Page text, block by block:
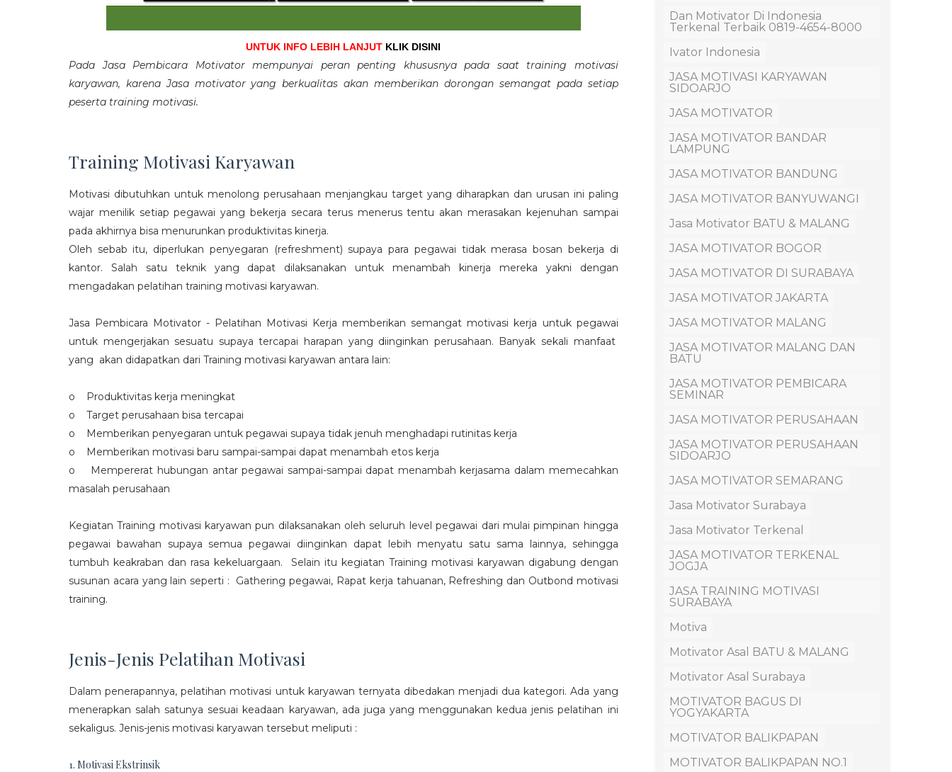
UNTUK INFO LEBIH LANJUT KLIK DISINI
Pada Jasa Pembicara Motivator mempunyai peran penting khususnya pada saat training motivasi
karyawan, karena Jasa motivator yang berkualitas akan memberikan dorongan semangat pada setiap
peserta training motivasi.
Training Motivasi Karyawan
Motivasi dibutuhkan untuk menolong perusahaan menjangkau target yang diharapkan dan urusan ini paling
wajar menilik setiap pegawai yang bekerja secara terus menerus tentu akan merasakan kejenuhan sampai
pada akhirnya bisa menurunkan produktivitas kinerja.
Oleh sebab itu, diperlukan penyegaran (refreshment) supaya para pegawai tidak merasa bosan bekerja di
kantor. Salah satu teknik yang dapat dilaksanakan untuk menambah kinerja mereka yakni dengan
mengadakan pelatihan training motivasi karyawan.
Jasa Pembicara Motivator - Pelatihan Motivasi Kerja memberikan semangat motivasi kerja untuk pegawai
untuk mengerjakan sesuatu supaya tercapai harapan yang diinginkan perusahaan. Banyak sekali manfaat
yang akan didapatkan dari Training motivasi karyawan antara lain:
o Produktivitas kerja meningkat
o Target perusahaan bisa tercapai
o Memberikan penyegaran untuk pegawai supaya tidak jenuh menghadapi rutinitas kerja
o Memberikan motivasi baru sampai-sampai dapat menambah etos kerja
o Mempererat hubungan antar pegawai sampai-sampai dapat menambah kerjasama dalam memecahkan
masalah perusahaan
Kegiatan Training motivasi karyawan pun dilaksanakan oleh seluruh level pegawai dari mulai pimpinan hingga
pegawai bawahan supaya semua pegawai diinginkan dapat lebih menyatu satu sama lainnya, sehingga
tumbuh keakraban dan rasa kekeluargaan. Selain itu kegiatan Training motivasi karyawan digabung dengan
susunan acara yang lain seperti : Gathering pegawai, Rapat kerja tahuanan, Refreshing dan Outbond motivasi
training.
Jenis-Jenis Pelatihan Motivasi
Dalam penerapannya, pelatihan motivasi untuk karyawan ternyata dibedakan menjadi dua kategori. Ada yang
menerapkan salah satunya sesuai keadaan karyawan, ada juga yang menggunakan kedua jenis pelatihan ini
sekaligus. Jenis-jenis motivasi karyawan tersebut meliputi :
1. Motivasi Ekstrinsik
Dan Motivator Di Indonesia
Terkenal Terbaik 0819-4654-8000
Ivator Indonesia
JASA MOTIVASI KARYAWAN
SIDOARJO
JASA MOTIVATOR
JASA MOTIVATOR BANDAR
LAMPUNG
JASA MOTIVATOR BANDUNG
JASA MOTIVATOR BANYUWANGI
Jasa Motivator BATU & MALANG
JASA MOTIVATOR BOGOR
JASA MOTIVATOR DI SURABAYA
JASA MOTIVATOR JAKARTA
JASA MOTIVATOR MALANG
JASA MOTIVATOR MALANG DAN
BATU
JASA MOTIVATOR PEMBICARA
SEMINAR
JASA MOTIVATOR PERUSAHAAN
JASA MOTIVATOR PERUSAHAAN
SIDOARJO
JASA MOTIVATOR SEMARANG
Jasa Motivator Surabaya
Jasa Motivator Terkenal
JASA MOTIVATOR TERKENAL
JOGJA
JASA TRAINING MOTIVASI
SURABAYA
Motiva
Motivator Asal BATU & MALANG
Motivator Asal Surabaya
MOTIVATOR BAGUS DI
YOGYAKARTA
MOTIVATOR BALIKPAPAN
MOTIVATOR BALIKPAPAN NO.1